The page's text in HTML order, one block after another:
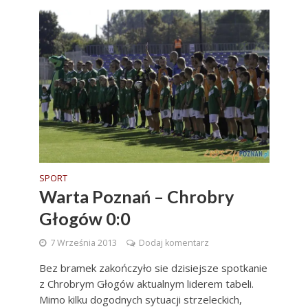
SPORT
Warta Poznań – Chrobry
Głogów 0:0
7 Września 2013 Dodaj komentarz
Bez bramek zakończyło sie dzisiejsze spotkanie
z Chrobrym Głogów aktualnym liderem tabeli.
Mimo kilku dogodnych sytuacji strzeleckich,